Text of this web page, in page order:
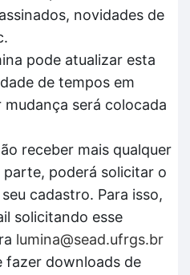
novidades de
pode atualizar esta
de tempos em
será colocada
receber mais qualquer
poderá solicitar o
cadastro. Para isso,
solicitando esse
lumina@sead.ufrgs.br
fazer downloads de